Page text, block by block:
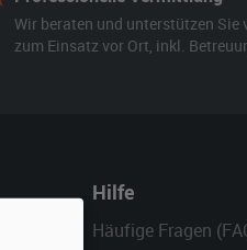
Wir beraten und unterstützen Sie
zum Einsatz vor Ort, inkl.
Hilfe
Häufige Fragen